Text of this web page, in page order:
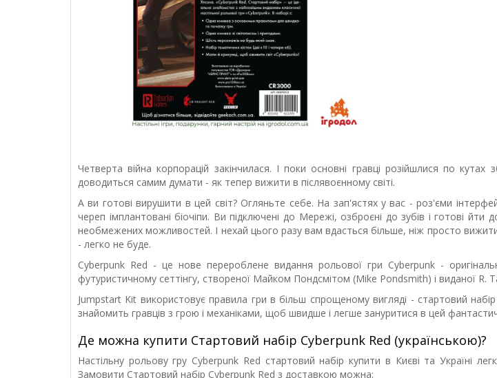
Четверта війна корпорацій закінчилася. І поки основні гравці розійшлися по
доводиться самим думати - як тепер вижити в післявоєнному світі.
А ви готові вирушити в цей світ? Огляньте себе. На зап'ястях у вас - роз'єми
череп імплантовані біочіпи. Ви підключені до Мережі, озброєні до зубів і готові йти
необмежених можливостей. І нехай цього разу вам вдасться більше, ніж просто
- легко не буде.
Cyberpunk Red - це нове перероблене видання рольової гри Cyberpunk -
футуристичному сеттінгу, створеної Майком Пондсмітом (Mike Pondsmith) і виданої R.
Jumpstart Kit використовує правила гри в більш спрощеному вигляді - стартовий
знайомить гравців з грою і механіками, щоб швидше і легше зануритися в цей
Де можна купити Стартовий набір Cyberpunk Red (українською)?
Настільну рольову гру Cyberpunk Red стартовий набір купити в Києві та Україні
Замовити Стартовий набір Cyberpunk Red з доставкою можна: